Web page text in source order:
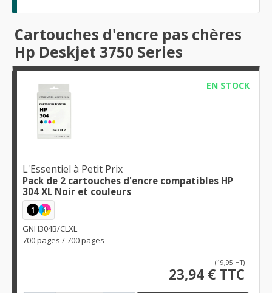
Cartouches d'encre pas chères
Hp Deskjet 3750 Series
EN STOCK
L'Essentiel à Petit Prix
Pack de 2 cartouches d'encre compatibles HP
304 XL Noir et couleurs
1 1
GNH304B/CLXL
700 pages / 700 pages
(19,95 HT)
23,94 € TTC